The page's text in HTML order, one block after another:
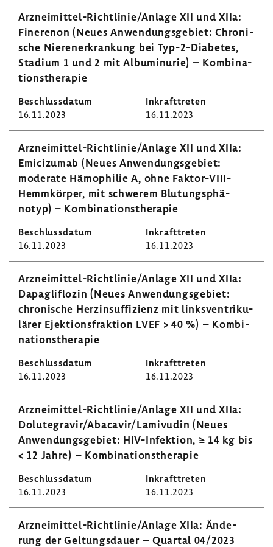
Arzneimittel-​Richtlinie/Anlage XII und XIIa:
Fine­renon (Neues Anwen­dungs­ge­biet: Chro­ni­
sche Nieren­er­kran­kung bei Typ-​2-Diabetes,
Stadium 1 und 2 mit Albu­mi­n­urie) – Kombi­na­
ti­ons­the­rapie
16.11.2023 16.11.2023
Arzneimittel-​Richtlinie/Anlage XII und XIIa:
Emici­zumab (Neues Anwen­dungs­ge­biet:
mode­rate Hämo­philie A, ohne Faktor-​VIII-
Hemmkörper, mit schwerem Blutungs­phä­
notyp) – Kombi­na­ti­ons­the­rapie
16.11.2023 16.11.2023
Arzneimittel-​Richtlinie/Anlage XII und XIIa:
Dapaglif­lozin (Neues Anwen­dungs­ge­biet:
chro­ni­sche Herz­in­suf­fi­zienz mit links­ven­tri­ku­
lärer Ejek­ti­ons­frak­tion LVEF > 40 %) – Kombi­
na­ti­ons­the­rapie
16.11.2023 16.11.2023
Arzneimittel-​Richtlinie/Anlage XII und XIIa:
Dolut­egravir/Abacavir/Lami­vudin (Neues
Anwen­dungs­ge­biet: HIV-​Infektion, ≥ 14 kg bis
< 12 Jahre) – Kombi­na­ti­ons­the­rapie
16.11.2023 16.11.2023
Arzneimittel-​Richtlinie/Anlage XIIa: Ände­
rung der Geltungs­dauer – Quartal 04/2023